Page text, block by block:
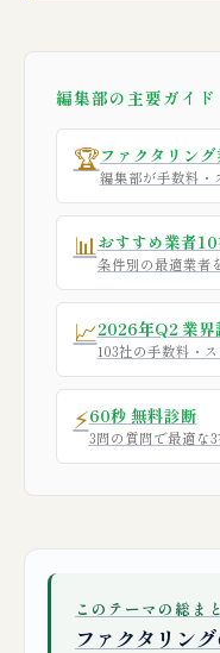
編集部の主要ガイド
🏆ファクタリン
編集部が手数料・
📊おすすめ業者
条件別の最適業者
📈2026年Q2 業界
103社の手数料・
⚡60秒 無料診断
3問の質問で最適な
このテーマの総ま
ファクタリン